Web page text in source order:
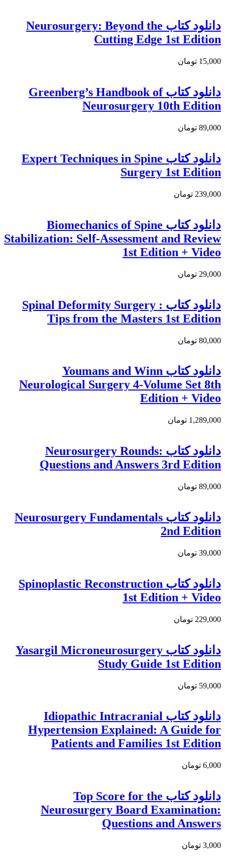
دانلود کتاب Neurosurgery: Beyond the
Cutting Edge 1st Edition
15,000 تومان
دانلود كتاب Greenberg’s Handbook of
Neurosurgery 10th Edition
89,000 تومان
دانلود کتاب Expert Techniques in Spine
Surgery 1st Edition
239,000 تومان
دانلود کتاب Biomechanics of Spine
Stabilization: Self-Assessment and Review
1st Edition + Video
29,000 تومان
دانلود كتاب Spinal Deformity Surgery :
Tips from the Masters 1st Edition
80,000 تومان
دانلود کتاب Youmans and Winn
Neurological Surgery 4-Volume Set 8th
Edition + Video
1,289,000 تومان
دانلود کتاب Neurosurgery Rounds:
Questions and Answers 3rd Edition
89,000 تومان
دانلود کتاب Neurosurgery Fundamentals
2nd Edition
39,000 تومان
دانلود کتاب Spinoplastic Reconstruction
1st Edition + Video
229,000 تومان
دانلود کتاب Yasargil Microneurosurgery
Study Guide 1st Edition
59,000 تومان
دانلود كتاب Idiopathic Intracranial
Hypertension Explained: A Guide for
Patients and Families 1st Edition
6,000 تومان
دانلود کتاب Top Score for the
Neurosurgery Board Examination:
Questions and Answers
3,000 تومان